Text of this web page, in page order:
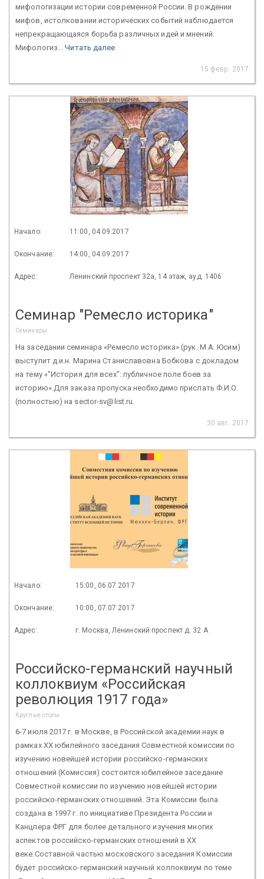
мифологизации истории современной России. В рождении
мифов, истолковании исторических событий наблюдается
непрекращающаяся борьба различных идей и мнений.
Мифологиз...Читать далее
15 февр. 2017
Начало: 11:00, 04.09.2017
Окончание: 14:00, 04.09.2017
Адрес: Ленинский проспект 32а, 14 этаж, ауд. 1406
Семинар "Ремесло историка"
Семинары
На заседании семинара «Ремесло историка» (рук. М.А. Юсим)
выступит д.и.н. Марина Станиславовна Бобкова с докладом
на тему «"История для всех": публичное поле боев за
историю».Для заказа пропуска необходимо прислать Ф.И.О.
(полностью) на sector-sv@list.ru.
30 авг. 2017
Начало: 15:00, 06.07.2017
Окончание: 10:00, 07.07.2017
Адрес: г. Москва, Ленинский проспект д. 32 А
Российско-германский научный
коллоквиум «Российская
революция 1917 года»
Круглые столы
6-7 июля 2017 г. в Москве, в Российской академии наук в
рамках XХ юбилейного заседания Совместной комиссии по
изучению новейшей истории российско-германских
отношений (Комиссия) состоится юбилейное заседание
Совместной комиссии по изучению новейшей истории
российско-германских отношений. Эта Комиссии была
создана в 1997 г. по инициативе Президента России и
Канцлера ФРГ для более детального изучения многих
аспектов российско-германских отношений в ХХ
веке.Составной частью московского заседания Комиссии
будет российско-германский научный коллоквиум по теме